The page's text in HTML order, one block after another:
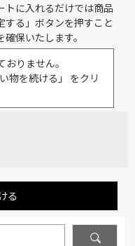
に入れるだけでは商品
る」ボタンを押すこと
保いたします。
りません。
物を続ける」 をクリ
る